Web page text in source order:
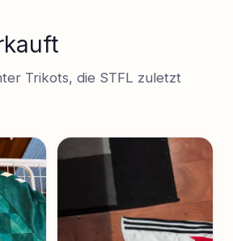
Trikots, die STFL zuletzt